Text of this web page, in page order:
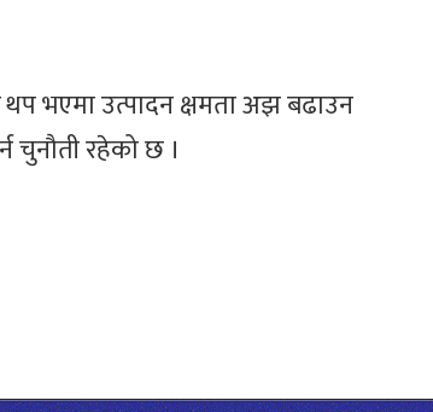
भएमा उत्पादन क्षमता अझ बढाउन
चुनौती रहेको छ ।